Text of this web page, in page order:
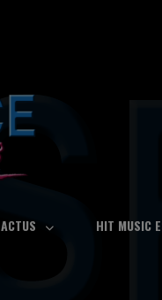
ACTUS HIT MUSIC